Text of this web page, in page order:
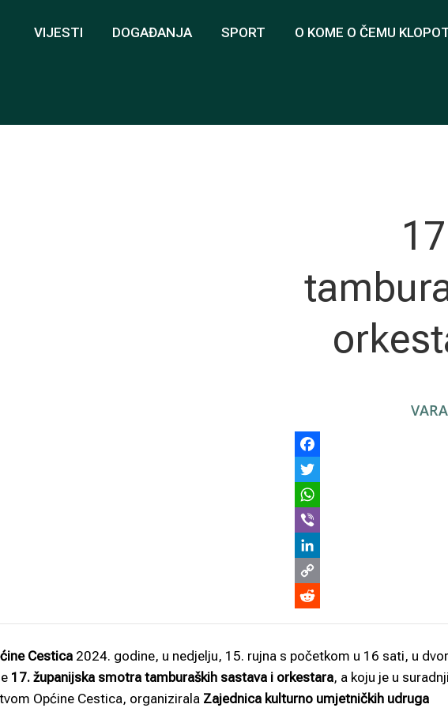
VIJESTI DOGAĐANJA SPORT O KOME O ČEMU
Cestica 2024. godine, u nedjelju, 15. rujna s početkom u 16 sati, u
17. županijska smotra tamburaških sastava i orkestara, a koju je u
Općine Cestica, organizirala Zajednica kulturno umjetničkih udruga